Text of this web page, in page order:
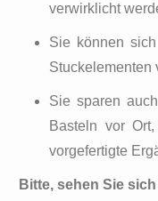
verwirklicht
Sie können
Stuckelementen
Sie sparen
Basteln vor
vorgefertigte
Bitte, sehen Sie